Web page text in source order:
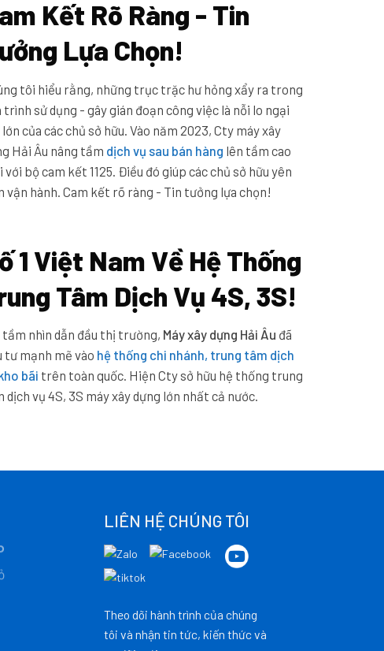
Kết Rõ Ràng - Tin
Lựa Chọn!
tôi hiểu rằng, những trục trặc hư hỏng xẩy ra trong
trình sử dụng - gây gián đoạn công việc là nỗi lo ngại
của các chủ sở hữu. Vào năm 2023, Cty máy xây
Hải Âu nâng tầm dịch vụ sau bán hàng lên tầm cao
với bộ cam kết 1125. Điều đó giúp các chủ sở hữu yên
vận hành. Cam kết rõ ràng - Tin tưởng lựa chọn!
1 Việt Nam Về Hệ Thống
Tâm Dịch Vụ 4S, 3S!
tầm nhìn dẫn đầu thị trường, Máy xây dựng Hải Âu đã
tư mạnh mẽ vào hệ thống chi nhánh, trung tâm dịch
bãi trên toàn quốc. Hiện Cty sở hữu hệ thống trung
dịch vụ 4S, 3S máy xây dựng lớn nhất cả nước.
LIÊN HỆ CHÚNG TÔI
Theo dõi hành trình của chúng
tôi và nhận tin tức, kiến thức và